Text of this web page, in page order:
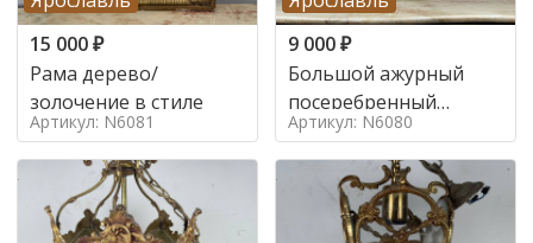
15 000₽
Рама дерево/
золочение в стиле
Артикул: N6081
9 000₽
Большой ажурный
посеребренный
поднос в стиле
Артикул: N6080